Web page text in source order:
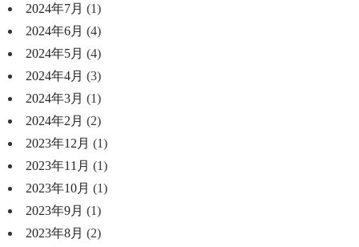
2024年7月 (1)
2024年6月 (4)
2024年5月 (4)
2024年4月 (3)
2024年3月 (1)
2024年2月 (2)
2023年12月 (1)
2023年11月 (1)
2023年10月 (1)
2023年9月 (1)
2023年8月 (2)